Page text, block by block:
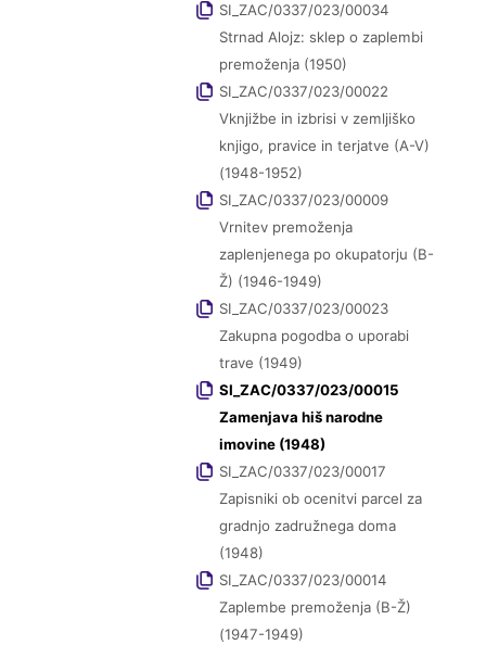
SI_ZAC/0337/023/00034
Strnad Alojz: sklep o zaplembi
premoženja (1950)
SI_ZAC/0337/023/00022
Vknjižbe in izbrisi v zemljiško
knjigo, pravice in terjatve (A-V)
(1948-1952)
SI_ZAC/0337/023/00009
Vrnitev premoženja
zaplenjenega po okupatorju (B-
Ž) (1946-1949)
SI_ZAC/0337/023/00023
Zakupna pogodba o uporabi
trave (1949)
SI_ZAC/0337/023/00015
Zamenjava hiš narodne
imovine (1948)
SI_ZAC/0337/023/00017
Zapisniki ob ocenitvi parcel za
gradnjo zadružnega doma
(1948)
SI_ZAC/0337/023/00014
Zaplembe premoženja (B-Ž)
(1947-1949)